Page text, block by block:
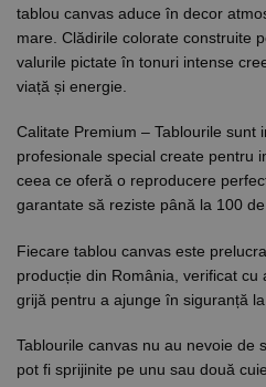
tablou canvas aduce în decor
mare. Clădirile colorate construite
valurile pictate în tonuri intense
viață și energie.
Calitate Premium – Tablourile sunt
profesionale special create pentru
ceea ce oferă o reproducere
garantate să reziste până la 100
Fiecare tablou canvas este
producție din România, verificat cu
grijă pentru a ajunge în siguranță
Tablourile canvas nu au nevoie de
pot fi sprijinite pe unu sau două